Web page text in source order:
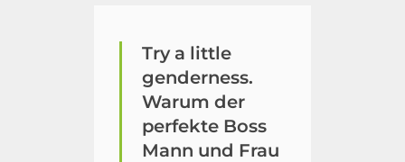
Try a little
genderness.
Warum der
perfekte Boss
Mann und Frau